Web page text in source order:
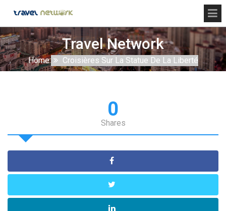
Travel Network
Home Croisières Sur La Statue De La Liberté
0
Shares